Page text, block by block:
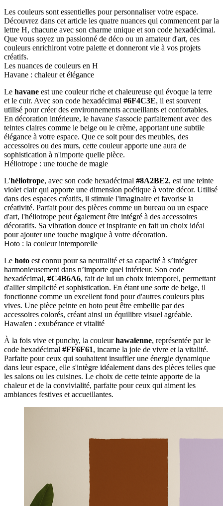
Les couleurs sont essentielles pour personnaliser votre espace.
Découvrez dans cet article les quatre nuances qui commencent par la
lettre H, chacune avec son charme unique et son code hexadécimal.
Que vous soyez un passionné de déco ou un amateur d'art, ces
couleurs enrichiront votre palette et donneront vie à vos projets
créatifs.
Les nuances de couleurs en H
Havane : chaleur et élégance
Le havane est une couleur riche et chaleureuse qui évoque la terre
et le cuir. Avec son code hexadécimal #6F4C3E, il est souvent
utilisé pour créer des environnements accueillants et confortables.
En décoration intérieure, le havane s'associe parfaitement avec des
teintes claires comme le beige ou le crème, apportant une subtile
élégance à votre espace. Que ce soit pour des meubles, des
accessoires ou des murs, cette couleur apporte une aura de
sophistication à n'importe quelle pièce.
Héliotrope : une touche de magie
L'héliotrope, avec son code hexadécimal #8A2BE2, est une teinte
violet clair qui apporte une dimension poétique à votre décor. Utilisé
dans des espaces créatifs, il stimule l'imaginaire et favorise la
créativité. Parfait pour des pièces comme un bureau ou un espace
d'art, l'héliotrope peut également être intégré à des accessoires
décoratifs. Sa vibration douce et inspirante en fait un choix idéal
pour ajouter une touche magique à votre décoration.
Hoto : la couleur intemporelle
Le hoto est connu pour sa neutralité et sa capacité à s’intégrer
harmonieusement dans n’importe quel intérieur. Son code
hexadécimal, #C4B6A6, fait de lui un choix intemporel, permettant
d'allier simplicité et sophistication. En étant une sorte de beige, il
fonctionne comme un excellent fond pour d'autres couleurs plus
vives. Une pièce peinte en hoto peut être embellie par des
accessoires colorés, créant ainsi un équilibre visuel agréable.
Hawaïen : exubérance et vitalité
À la fois vive et punchy, la couleurhawaïenne, représentée par le
code hexadécimal #FF6F61, incarne la joie de vivre et la vitalité.
Parfaite pour ceux qui souhaitent insuffler une énergie dynamique
dans leur espace, elle s'intègre idéalement dans des pièces telles que
les salons ou les cuisines. Le choix de cette teinte apporte de la
chaleur et de la convivialité, parfaite pour ceux qui aiment les
ambiances festives et accueillantes.